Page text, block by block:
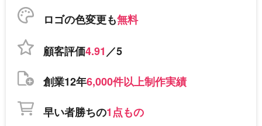
ロゴの色変更も無料
顧客評価4.91／5
創業12年6,000件以上制作実績
早い者勝ちの1点もの